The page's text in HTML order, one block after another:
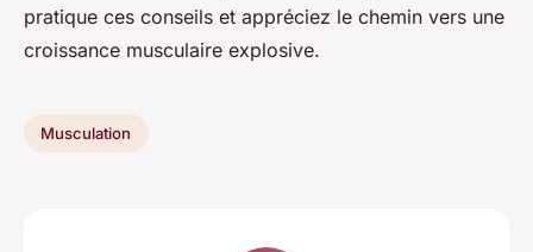
pratique ces conseils et appréciez le chemin vers une
croissance musculaire explosive.
Musculation